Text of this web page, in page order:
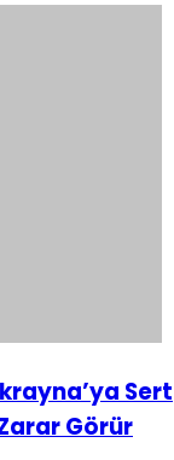
Sert
Görür